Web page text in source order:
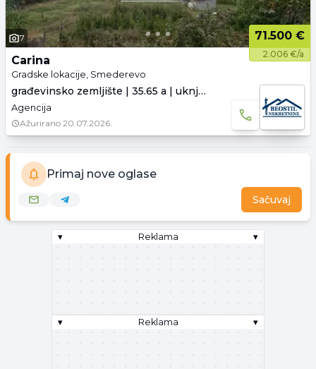
7 71.500 €
2.006 €/a
Carina
Gradske lokacije, Smederevo
građevinsko zemljište | 35.65 a | uknjiženo
Agencija
Ažurirano 20.07.2026.
Primaj nove oglase
Sačuvaj
▾ Reklama ▾
▾ Reklama ▾